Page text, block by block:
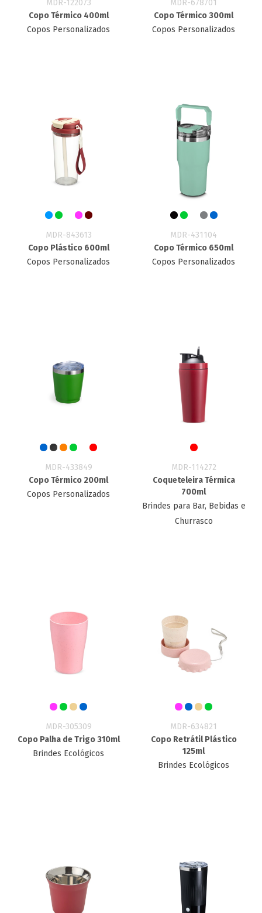
MDR-122073
Copo Térmico 400ml
Copos Personalizados
MDR-678701
Copo Térmico 300ml
Copos Personalizados
MDR-843613
Copo Plástico 600ml
Copos Personalizados
MDR-431104
Copo Térmico 650ml
Copos Personalizados
MDR-433849
Copo Térmico 200ml
Copos Personalizados
MDR-114272
Coqueteleira Térmica
700ml
Brindes para Bar, Bebidas e
Churrasco
MDR-305309
Copo Palha de Trigo 310ml
Brindes Ecológicos
MDR-634821
Copo Retrátil Plástico
125ml
Brindes Ecológicos